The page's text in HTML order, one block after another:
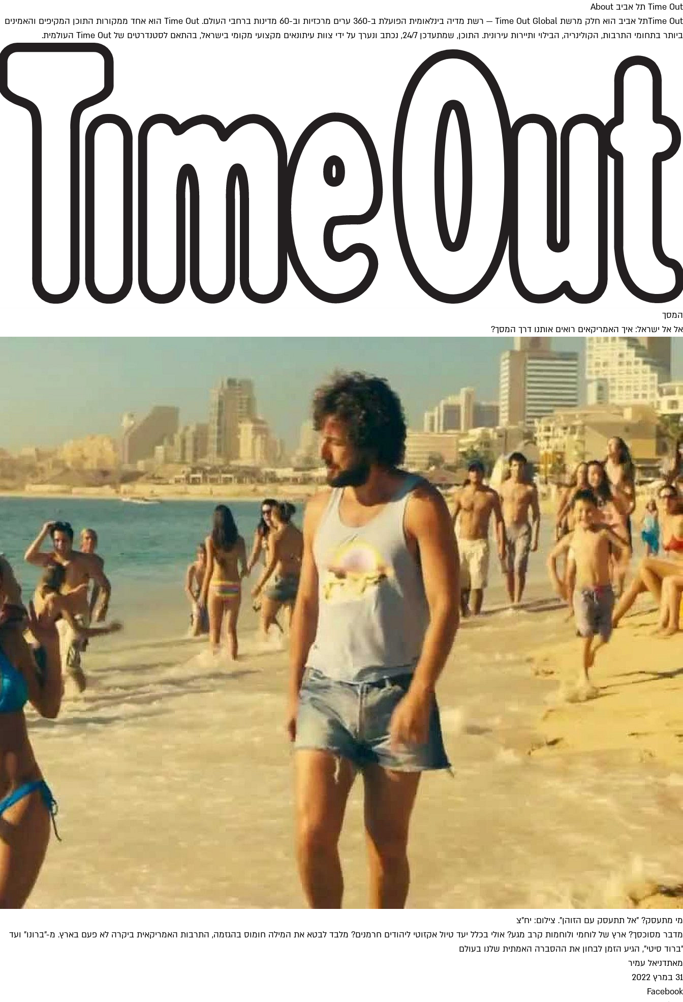
Time Out תל אביב About
Time Outתל אביב הוא חלק מרשת Time Out Global — רשת מדיה בינלאומית הפועלת ב-360 ערים מרכזיות וב-60 מדינות ברחבי העולם. Time Out הוא אחד ממקורות התוכן המקיפים והאמינים
ביותר בתחומי התרבות, הקולינריה, הבילוי ותיירות עירונית. התוכן, שמתעדכן 24/7, נכתב ונערך על ידי צוות עיתונאים מקצועי מקומי בישראל, בהתאם לסטנדרטים של Time Out העולמית.
המסך
אל אל ישראל: איך האמריקאים רואים אותנו דרך המסך?
מי מתעסק? "אל תתעסק עם הזוהן". צילום: יח"צ
מדבר מסוכסך? ארץ של לוחמי ולוחמות קרב מגע? אולי בכלל יעד טיול אקזוטי ליהודים חרמנים? מלבד לבטא את המילה חומוס בהגזמה, התרבות האמריקאית ביקרה לא פעם בארץ. מ-"ברונו" ועד
"ברוד סיטי", הגיע הזמן לבחון את ההסברה האמתית שלנו בעולם
מאתדניאל עמיר
31 במרץ 2022
Facebook